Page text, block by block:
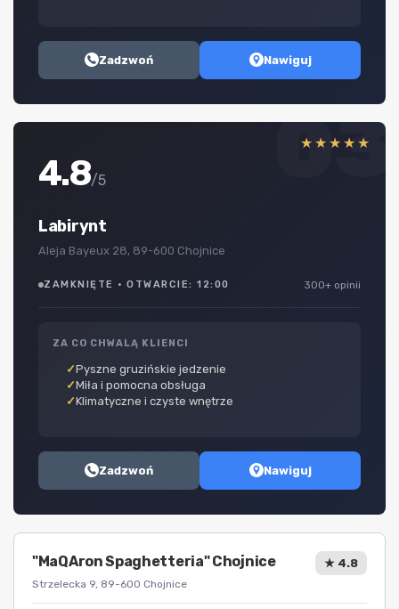
Zadzwoń Nawiguj
03
★★★★★
4.8/5
Labirynt
Aleja Bayeux 28, 89-600 Chojnice
ZAMKNIĘTE · OTWARCIE: 12:00 300+ opinii
ZA CO CHWALĄ KLIENCI
Pyszne gruzińskie jedzenie
Miła i pomocna obsługa
Klimatyczne i czyste wnętrze
Zadzwoń Nawiguj
"MaQAron Spaghetteria" Chojnice
Strzelecka 9, 89-600 Chojnice
★ 4.8